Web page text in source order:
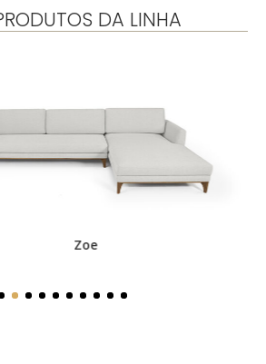
DA LINHA
5 6 7 8 9 10